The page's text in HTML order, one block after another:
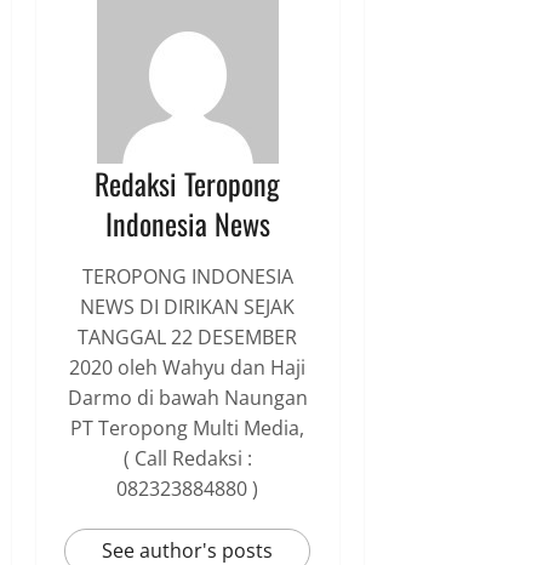
Redaksi Teropong
Indonesia News
TEROPONG INDONESIA
NEWS DI DIRIKAN SEJAK
TANGGAL 22 DESEMBER
2020 oleh Wahyu dan Haji
Darmo di bawah Naungan
PT Teropong Multi Media,
( Call Redaksi :
082323884880 )
See author's posts